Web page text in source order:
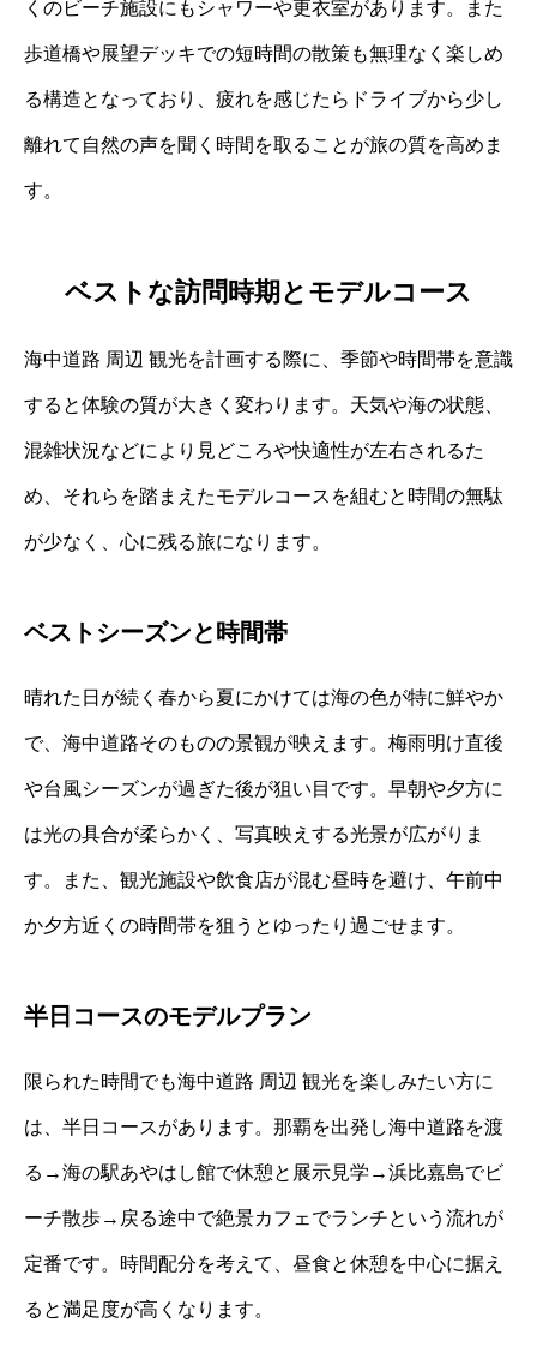
くのビーチ施設にもシャワーや更衣室があります。また
歩道橋や展望デッキでの短時間の散策も無理なく楽しめ
る構造となっており、疲れを感じたらドライブから少し
離れて自然の声を聞く時間を取ることが旅の質を高めま
す。
ベストな訪問時期とモデルコース
海中道路 周辺 観光を計画する際に、季節や時間帯を意識
すると体験の質が大きく変わります。天気や海の状態、
混雑状況などにより見どころや快適性が左右されるた
め、それらを踏まえたモデルコースを組むと時間の無駄
が少なく、心に残る旅になります。
ベストシーズンと時間帯
晴れた日が続く春から夏にかけては海の色が特に鮮やか
で、海中道路そのものの景観が映えます。梅雨明け直後
や台風シーズンが過ぎた後が狙い目です。早朝や夕方に
は光の具合が柔らかく、写真映えする光景が広がりま
す。また、観光施設や飲食店が混む昼時を避け、午前中
か夕方近くの時間帯を狙うとゆったり過ごせます。
半日コースのモデルプラン
限られた時間でも海中道路 周辺 観光を楽しみたい方に
は、半日コースがあります。那覇を出発し海中道路を渡
る→海の駅あやはし館で休憩と展示見学→浜比嘉島でビ
ーチ散歩→戻る途中で絶景カフェでランチという流れが
定番です。時間配分を考えて、昼食と休憩を中心に据え
ると満足度が高くなります。